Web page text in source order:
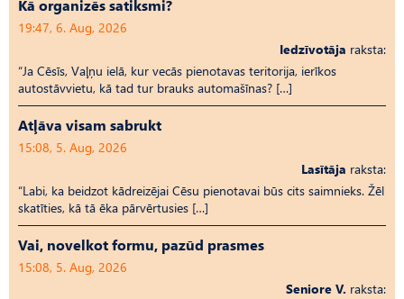
Kā organizēs satiksmi?
19:47, 6. Aug, 2026
Iedzīvotāja raksta:
“Ja Cēsīs, Vaļņu ielā, kur vecās pienotavas teritorija, ierīkos
autostāvvietu, kā tad tur brauks automašīnas? […]
Atļāva visam sabrukt
15:08, 5. Aug, 2026
Lasītāja raksta:
“Labi, ka beidzot kādreizējai Cēsu pienotavai būs cits saimnieks. Žēl
skatīties, kā tā ēka pārvērtusies […]
Vai, novelkot formu, pazūd prasmes
15:08, 5. Aug, 2026
Seniore V. raksta: